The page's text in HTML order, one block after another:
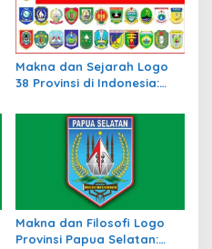
Makna dan Sejarah Logo
38 Provinsi di Indonesia:
Makna dan Filosofi Logo
Provinsi Papua Selatan: